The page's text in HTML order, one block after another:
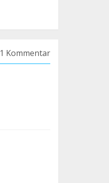
1 Kommentar